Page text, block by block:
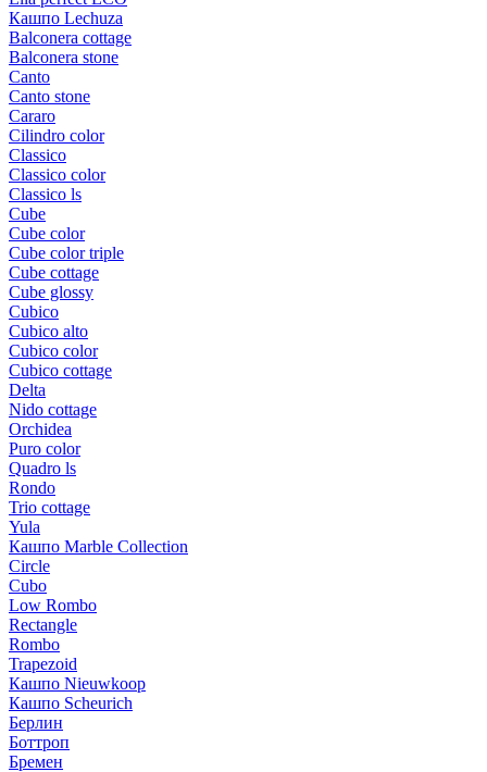
Кашпо Lechuza
Balconera cottage
Balconera stone
Canto
Canto stone
Cararo
Cilindro color
Classico
Classico color
Classico ls
Cube
Cube color
Cube color triple
Cube cottage
Cube glossy
Cubico
Cubico alto
Cubico color
Cubico cottage
Delta
Nido cottage
Orchidea
Puro color
Quadro ls
Rondo
Trio cottage
Yula
Кашпо Marble Collection
Circle
Cubo
Low Rombo
Rectangle
Rombo
Trapezoid
Кашпо Nieuwkoop
Кашпо Scheurich
Берлин
Боттроп
Бремен